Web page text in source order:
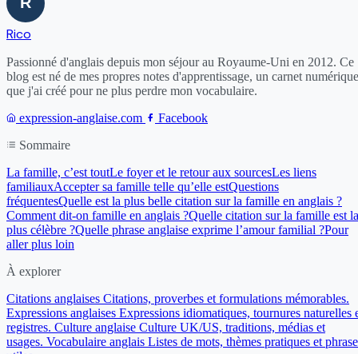
Rico
Passionné d'anglais depuis mon séjour au Royaume-Uni en 2012. Ce
blog est né de mes propres notes d'apprentissage, un carnet numérique
que j'ai créé pour ne plus perdre mon vocabulaire.
expression-anglaise.com
Facebook
Sommaire
La famille, c’est toutLe foyer et le retour aux sourcesLes liens
familiauxAccepter sa famille telle qu’elle estQuestions
fréquentesQuelle est la plus belle citation sur la famille en anglais ?
Comment dit-on famille en anglais ?Quelle citation sur la famille est la
plus célèbre ?Quelle phrase anglaise exprime l’amour familial ?Pour
aller plus loin
À explorer
Citations anglaises Citations, proverbes et formulations mémorables.
Expressions anglaises Expressions idiomatiques, tournures naturelles
registres. Culture anglaise Culture UK/US, traditions, médias et
usages. Vocabulaire anglais Listes de mots, thèmes pratiques et